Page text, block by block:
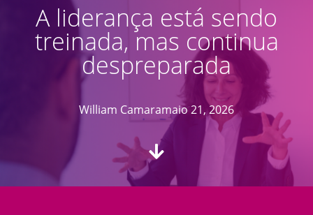
A liderança está sendo
treinada, mas continua
despreparada
William Camaramaio 21, 2026